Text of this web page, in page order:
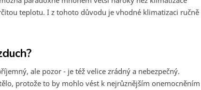
teplotu. I z tohoto důvodu je vhodné klimatizaci ručně
ale pozor - je též velice zrádný a nebezpečný.
protože to by mohlo vést k nejrůznějším onemocněním